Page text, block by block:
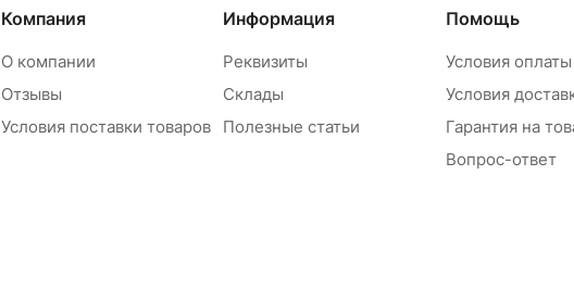
Компания
О компании
Отзывы
Условия поставки товаров
Информация
Реквизиты
Склады
Полезные статьи
Помощь
Условия оплаты
Условия
Гарантия на
Вопрос-ответ